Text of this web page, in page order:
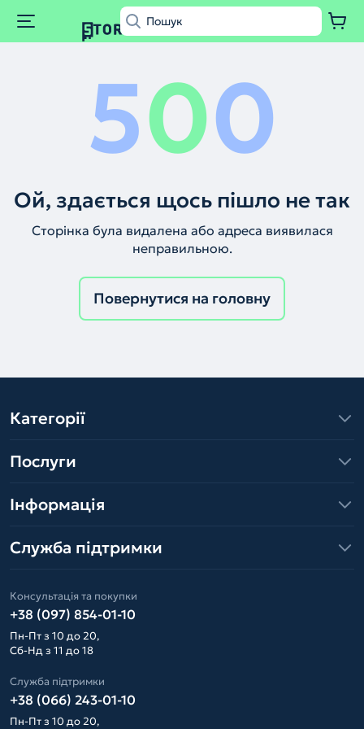
500
Ой, здається щось пішло не так
Сторінка була видалена або адреса виявилася
неправильною.
Повернутися на головну
Категорії
Послуги
Інформація
Служба підтримки
Консультація та покупки
+38 (097) 854-01-10
Пн-Пт з 10 до 20,
Сб-Нд з 11 до 18
Служба підтримки
+38 (066) 243-01-10
Пн-Пт з 10 до 20,